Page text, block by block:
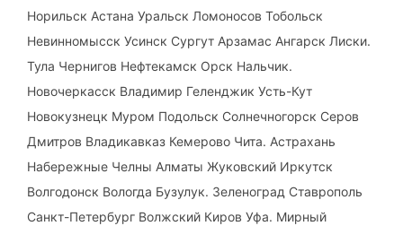
Норильск Астана Уральск Ломоносов Тобольск
Невинномысск Усинск Сургут Арзамас Ангарск Лиски.
Тула Чернигов Нефтекамск Орск Нальчик.
Новочеркасск Владимир Геленджик Усть-Кут
Новокузнецк Муром Подольск Солнечногорск Серов
Дмитров Владикавказ Кемерово Чита. Астрахань
Набережные Челны Алматы Жуковский Иркутск
Волгодонск Вологда Бузулук. Зеленоград Ставрополь
Санкт-Петербург Волжский Киров Уфа. Мирный